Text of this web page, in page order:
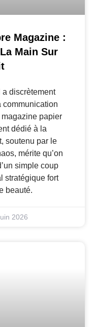
Magazine :
Main Sur
a discrètement
communication
papier
dédié à la
soutenu par le
mérite qu’on
simple coup
stratégique fort
beauté.
2026